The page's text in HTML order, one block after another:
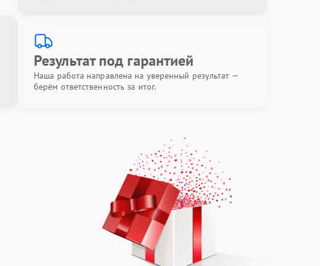
Результат под гарантией
Наша работа направлена на уверенный результат —
берём ответственность за итог.